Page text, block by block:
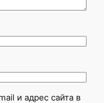
и адрес сайта в